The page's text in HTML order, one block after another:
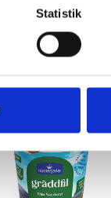
Statistik
Skogsbärsfil